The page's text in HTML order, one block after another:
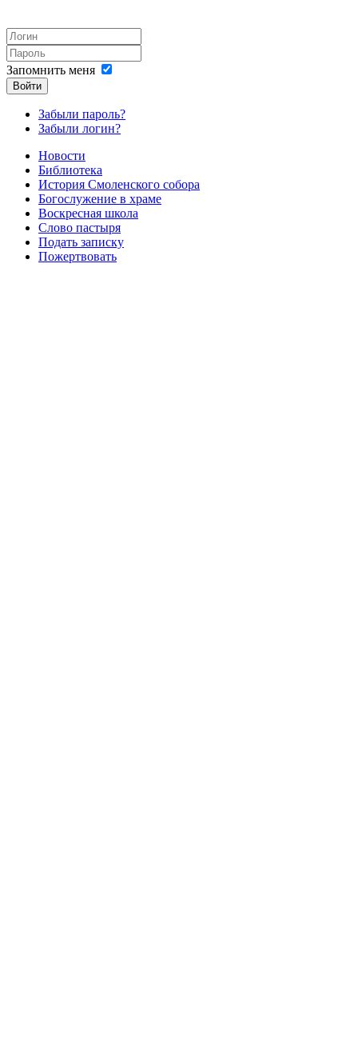
Запомнить меня
Войти
Забыли пароль?
Забыли логин?
Новости
Библиотека
История Смоленского собора
Богослужение в храме
Воскресная школа
Слово пастыря
Подать записку
Пожертвовать